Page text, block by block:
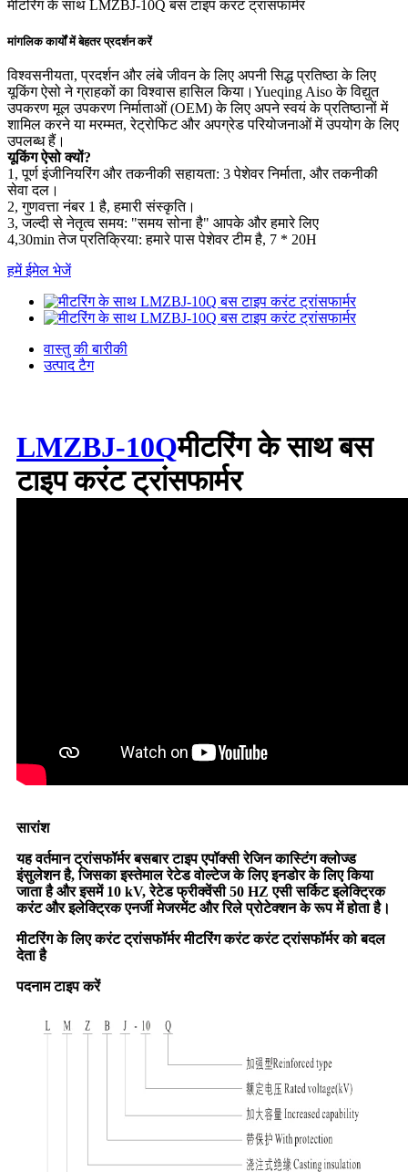
मीटरिंग के साथ LMZBJ-10Q बस टाइप करंट ट्रांसफार्मर
मांगलिक कार्यों में बेहतर प्रदर्शन करें
विश्वसनीयता, प्रदर्शन और लंबे जीवन के लिए अपनी सिद्ध प्रतिष्ठा के लिए
यूकिंग ऐसो ने ग्राहकों का विश्वास हासिल किया।Yueqing Aiso के विद्युत
उपकरण मूल उपकरण निर्माताओं (OEM) के लिए अपने स्वयं के प्रतिष्ठानों में
शामिल करने या मरम्मत, रेट्रोफिट और अपग्रेड परियोजनाओं में उपयोग के लिए
उपलब्ध हैं।
यूकिंग ऐसो क्यों?
1, पूर्ण इंजीनियरिंग और तकनीकी सहायता: 3 पेशेवर निर्माता, और तकनीकी
सेवा दल।
2, गुणवत्ता नंबर 1 है, हमारी संस्कृति।
3, जल्दी से नेतृत्व समय: "समय सोना है" आपके और हमारे लिए
4,30min तेज प्रतिक्रिया: हमारे पास पेशेवर टीम है, 7 * 20H
हमें ईमेल भेजें
वास्तु की बारीकी
उत्पाद टैग
LMZBJ-10Qमीटरिंग के साथ बस
टाइप करंट ट्रांसफार्मर
सारांश
यह वर्तमान ट्रांसफॉर्मर बसबार टाइप एपॉक्सी रेजिन कास्टिंग क्लोज्ड
इंसुलेशन है, जिसका इस्तेमाल रेटेड वोल्टेज के लिए इनडोर के लिए किया
जाता है और इसमें 10 kV, रेटेड फ्रीक्वेंसी 50 HZ एसी सर्किट इलेक्ट्रिक
करंट और इलेक्ट्रिक एनर्जी मेजरमेंट और रिले प्रोटेक्शन के रूप में होता है।
मीटरिंग के लिए करंट ट्रांसफॉर्मर मीटरिंग करंट करंट ट्रांसफॉर्मर को बदल
देता है
पदनाम टाइप करें